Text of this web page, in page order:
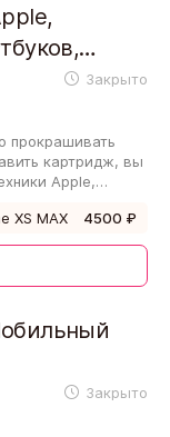
Закрыто
прокрашивать
картридж, вы
Apple,
XS MAX 4500 ₽
Закрыто